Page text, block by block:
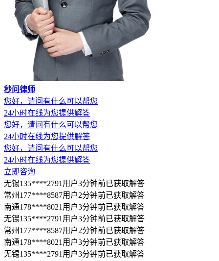
秒问律师
您好，请问有什么可以帮您
24小时在线为您提供解答
您好，请问有什么可以帮您
24小时在线为您提供解答
您好，请问有什么可以帮您
24小时在线为您提供解答
立即咨询
无锡135****2791用户3分钟前已获取解答
常州177****8587用户2分钟前已获取解答
南通178****8021用户3分钟前已获取解答
无锡135****2791用户3分钟前已获取解答
常州177****8587用户2分钟前已获取解答
南通178****8021用户3分钟前已获取解答
无锡135****2791用户3分钟前已获取解答